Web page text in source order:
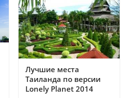
Лучшие места
Таиланда по версии
Lonely Planet 2014